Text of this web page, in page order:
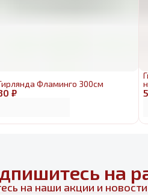
₽
Фламинго 300см
на
на наши акции и